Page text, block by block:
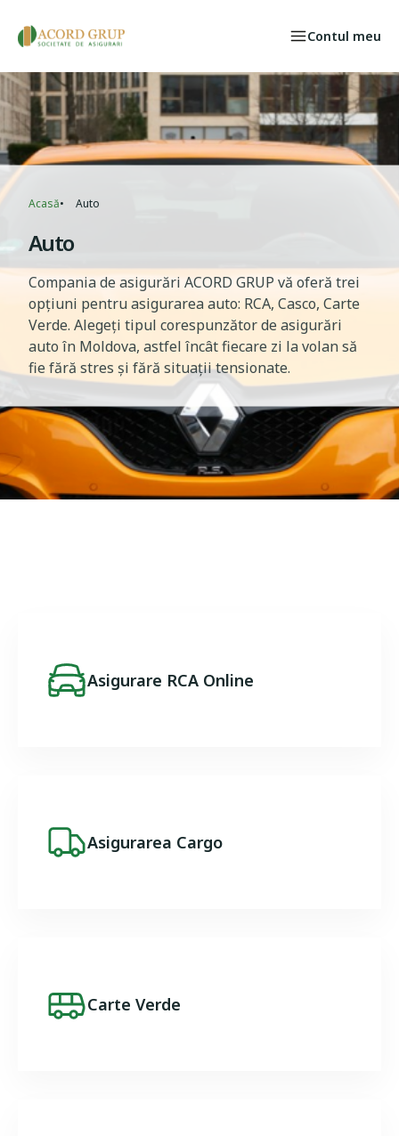
CAZ ASIGURAT Select your language
Persoane fizice
Contul meu
Breadcrumb
Acasă Auto
Auto
Compania de asigurări ACORD GRUP vă oferă trei
opțiuni pentru asigurarea auto: RCA, Casco, Carte
Verde. Alegeți tipul corespunzător de asigurări
auto în Moldova, astfel încât fiecare zi la volan să
fie fără stres și fără situaţii tensionate.
Image
Asigurare RCA Online
Image
Asigurarea Cargo
Image
Carte Verde